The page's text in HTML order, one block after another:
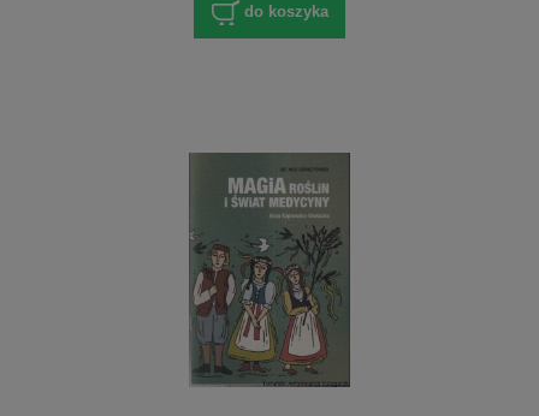
do koszyka